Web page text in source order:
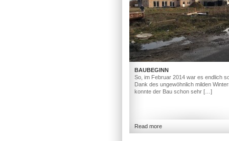
BAUBEGINN
So, im Februar 2014 war es endlich
Dank des ungewöhnlich milden
konnte der Bau schon sehr […]
Read more